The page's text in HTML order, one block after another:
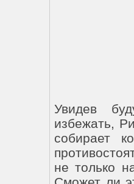
Увидев
избежать,
собирает
не только